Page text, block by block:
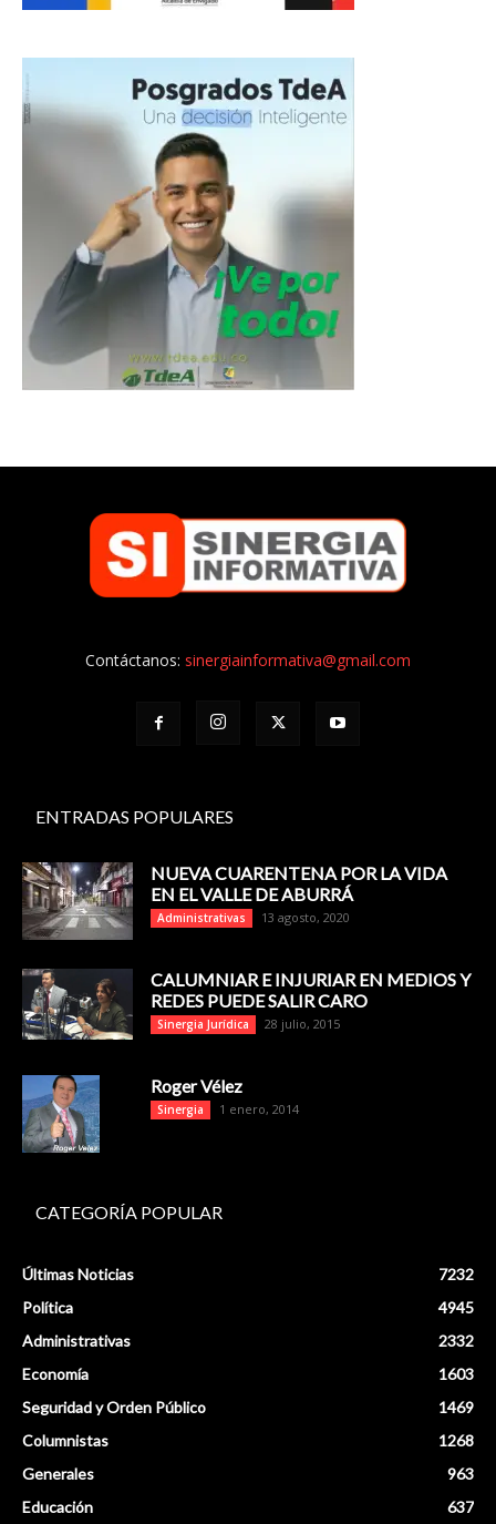
Contáctanos: sinergiainformativa@gmail.com
ENTRADAS POPULARES
NUEVA CUARENTENA POR LA VIDA
EN EL VALLE DE ABURRÁ
Administrativas 13 agosto, 2020
CALUMNIAR E INJURIAR EN MEDIOS Y
REDES PUEDE SALIR CARO
Sinergia Jurídica 28 julio, 2015
Roger Vélez
Sinergia 1 enero, 2014
CATEGORÍA POPULAR
Últimas Noticias
7232
Política
4945
Administrativas
2332
Economía
1603
Seguridad y Orden Público
1469
Columnistas
1268
Generales
963
Educación
637